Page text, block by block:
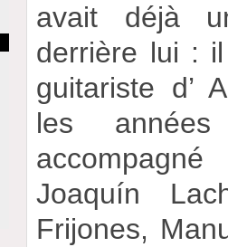
avait déjà
derrière lui :
guitariste d’
les
Joaquín
Frijones,